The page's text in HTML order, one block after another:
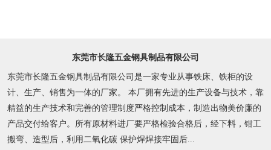
东莞市长隆五金钢具制品有限公司
东莞市长隆五金钢具制品有限公司是一家专业从事铁床、铁柜的设
计、生产、销售为一体的厂家。 本厂拥有先进的生产设备与技术，靠
精益的生产技术和完善的管理制度严格控制成本，制造出物美价廉的
产品交付给客户。所有原材料进厂要严格检验合格后，经下料，钳工
搬弯、造型后，利用二氧化碳 保护焊焊接牢固后...